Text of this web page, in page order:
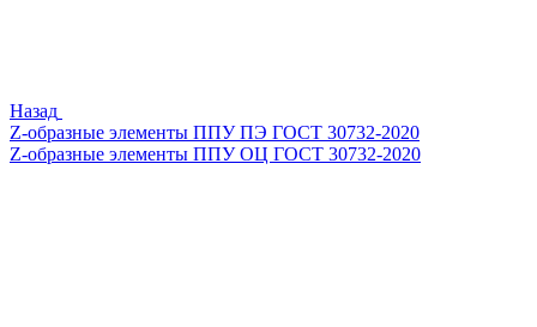
Назад
Z-образные элементы ППУ ПЭ ГОСТ 30732-2020
Z-образные элементы ППУ ОЦ ГОСТ 30732-2020